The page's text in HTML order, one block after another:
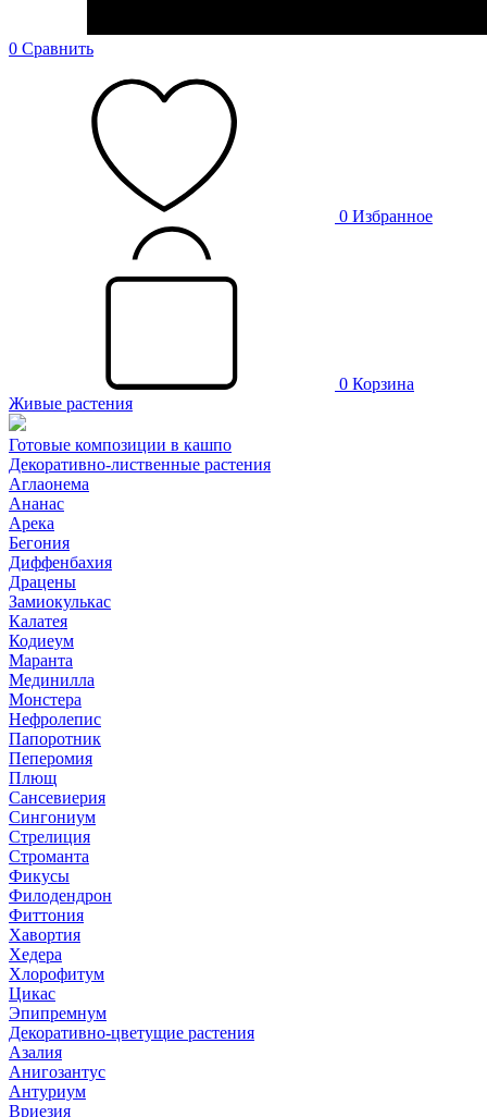
0 Сравнить
0 Избранное
0 Корзина
Живые растения
Готовые композиции в кашпо
Декоративно-лиственные растения
Аглаонема
Ананас
Арека
Бегония
Диффенбахия
Драцены
Замиокулькас
Калатея
Кодиеум
Маранта
Мединилла
Монстера
Нефролепис
Папоротник
Пеперомия
Плющ
Сансевиерия
Сингониум
Стрелиция
Строманта
Фикусы
Филодендрон
Фиттония
Хавортия
Хедера
Хлорофитум
Цикас
Эпипремнум
Декоративно-цветущие растения
Азалия
Анигозантус
Антуриум
Вриезия